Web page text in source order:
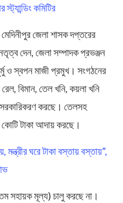
স্ট্যান্ডিং কমিটির
মেদিনীপুর জেলা শাসক দপ্তরের
দেন, জেলা সম্পাদক প্রভঞ্জন
ও স্বপন মাজী প্রমুখ। সংগঠনের
বিমান, তেল খনি, কয়লা খনি
করছে। তেলসহ
কোটি টাকা আদায় করছে।
মন্ত্রীর ঘরে টাকা বস্তায় বস্তায়”,
সহায়ক মূল্য) চালু করছে না।